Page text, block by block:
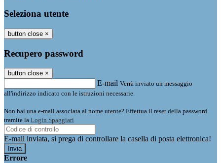
Seleziona utente
button close ×
Recupero password
button close ×
E-mail Verrà inviato un messaggio
all'indirizzo indicato con le istruzioni necessarie.
Non hai una e-mail associata al nome utente? Effettua il reset della password
tramite la Login Spaggiari
E-mail inviata, si prega di controllare la casella di posta elettronica!
Errore